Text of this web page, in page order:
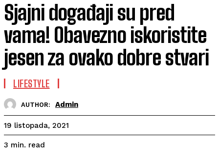
Sjajni događaji su pred
vama! Obavezno iskoristite
jesen za ovako dobre stvari
LIFESTYLE
AUTHOR: Admin
19 listopada, 2021
3 min. read